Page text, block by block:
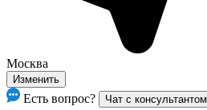
Москва
Изменить
Есть вопрос? Чат с консультантом